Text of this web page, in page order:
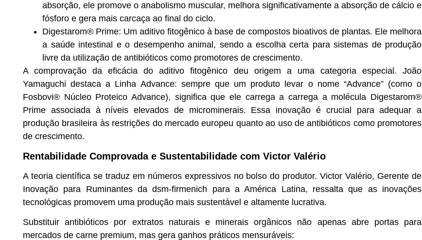
absorção, ele promove o anabolismo muscular, melhora significativamente a absorção de cálcio e
fósforo e gera mais carcaça ao final do ciclo.
Digestarom® Prime: Um aditivo fitogênico à base de compostos bioativos de plantas. Ele melhora
a saúde intestinal e o desempenho animal, sendo a escolha certa para sistemas de produção
livre da utilização de antibióticos como promotores de crescimento.
A comprovação da eficácia do aditivo fitogênico deu origem a uma categoria especial. João
Yamaguchi destaca a Linha Advance: sempre que um produto levar o nome “Advance” (como o
Fosbovi® Núcleo Proteico Advance), significa que ele carrega a carrega a molécula Digestarom®
Prime associada à níveis elevados de microminerais. Essa inovação é crucial para adequar a
produção brasileira às restrições do mercado europeu quanto ao uso de antibióticos como promotores
de crescimento.
Rentabilidade Comprovada e Sustentabilidade com Victor Valério
A teoria científica se traduz em números expressivos no bolso do produtor.Victor Valério, Gerente de
Inovação para Ruminantes da dsm-firmenich para a América Latina, ressalta que as inovações
tecnológicas promovem uma produção mais sustentável e altamente lucrativa.
Substituir antibióticos por extratos naturais e minerais orgânicos não apenas abre portas para
mercados de carne premium, mas gera ganhos práticos mensuráveis: